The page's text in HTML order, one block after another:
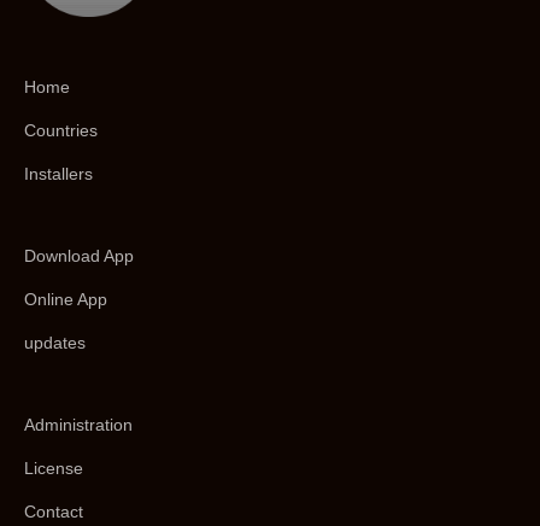
Home
Countries
Installers
Download App
Online App
updates
Administration
License
Contact